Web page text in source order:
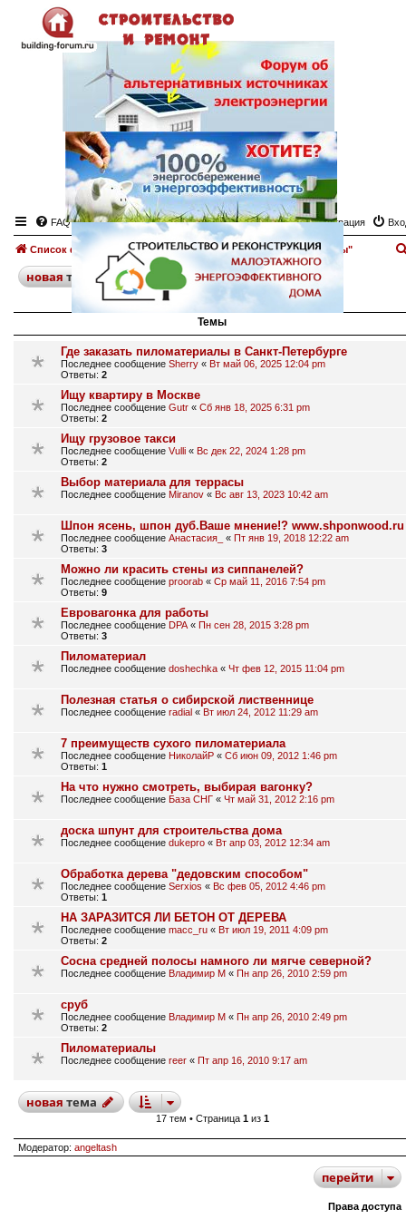
FAQ Регистрация
Список форумов Пиломатериалы Форум "Пиломатериалы"
новаятема поискрасширенный
17 тем • Страница из
Темы
Где заказать пиломатериалы в Санкт-Петербурге
Последнее сообщение Sherry « Вт май 06, 2025 12:04 pm
Ответы: 2
Ищу квартиру в Москве
Последнее сообщение Gutr « Сб янв 18, 2025 6:31 pm
Ответы: 2
Ищу грузовое такси
Последнее сообщение Vulli « Вс дек 22, 2024 1:28 pm
Ответы: 2
Выбор материала для террасы
Последнее сообщение Miranov « Вс авг 13, 2023 10:42 am
Шпон ясень, шпон дуб.Ваше мнение!? www.shponwood.ru
Последнее сообщение Анастасия_ « Пт янв 19, 2018 12:22 am
Ответы: 3
Можно ли красить стены из сиппанелей?
Последнее сообщение proorab « Ср май 11, 2016 7:54 pm
Ответы: 9
Евровагонка для работы
Последнее сообщение DPA « Пн сен 28, 2015 3:28 pm
Ответы: 3
Пиломатериал
Последнее сообщение doshechka « Чт фев 12, 2015 11:04 pm
Полезная статья о сибирской лиственнице
Последнее сообщение radial « Вт июл 24, 2012 11:29 am
7 преимуществ сухого пиломатериала
Последнее сообщение НиколайР « Сб июн 09, 2012 1:46 pm
Ответы: 1
На что нужно смотреть, выбирая вагонку?
Последнее сообщение База СНГ « Чт май 31, 2012 2:16 pm
доска шпунт для строительства дома
Последнее сообщение dukepro « Вт апр 03, 2012 12:34 am
Обработка дерева "дедовским способом"
Последнее сообщение Serxios « Вс фев 05, 2012 4:46 pm
Ответы: 1
НА ЗАРАЗИТСЯ ЛИ БЕТОН ОТ ДЕРЕВА
Последнее сообщение macc_ru « Вт июл 19, 2011 4:09 pm
Ответы: 2
Сосна средней полосы намного ли мягче северной?
Последнее сообщение Владимир М « Пн апр 26, 2010 2:59 pm
сруб
Последнее сообщение Владимир М « Пн апр 26, 2010 2:49 pm
Ответы: 2
Пиломатериалы
Последнее сообщение reer « Пт апр 16, 2010 9:17 am
новаятема
17 тем • Страница 1из 1
Модератор: angeltash
перейти
Права доступа